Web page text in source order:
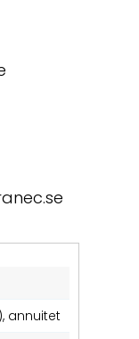
annuitet